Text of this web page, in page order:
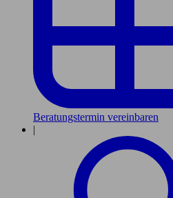
Beratungstermin vereinbaren
|